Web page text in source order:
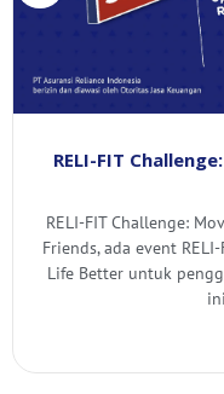
RELI-FIT
RELI-FIT Challenge:
Friends, ada event RELI-
Life Better untuk